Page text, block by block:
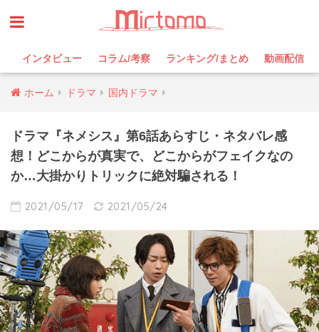
インタビュー コラム/考察 ランキング/まとめ 動画配信
ホーム ドラマ 国内ドラマ
ドラマ『ネメシス』第6話あらすじ・ネタバレ感
想！どこからが真実で、どこからがフェイクなの
か…大掛かりトリックに絶対騙される！
2021/05/17 2021/05/24